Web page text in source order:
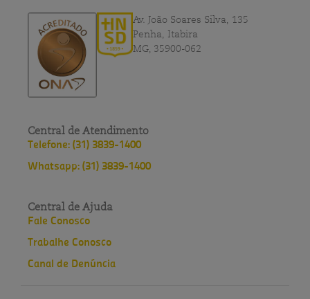
Av. João Soares Silva, 135
Penha, Itabira
MG, 35900-062
Central de Atendimento
Telefone: (31) 3839-1400
Whatsapp: (31) 3839-1400
Central de Ajuda
Fale Conosco
Trabalhe Conosco
Canal de Denúncia